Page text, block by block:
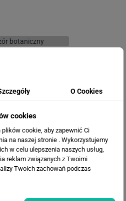
Duże liście
O Cookies
cookies
cookie, aby zapewnić Ci
na naszej stronie . Wykorzystujemy
w celu ulepszenia naszych usług,
reklam związanych z Twoimi
Twoich zachowań podczas